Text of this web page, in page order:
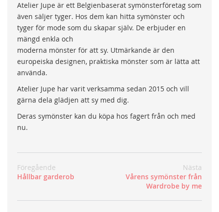
Atelier Jupe är ett Belgienbaserat symönsterföretag som
även säljer tyger. Hos dem kan hitta symönster och
tyger för mode som du skapar själv. De erbjuder en
mängd enkla och
moderna mönster för att sy. Utmärkande är den
europeiska designen, praktiska mönster som är lätta att
använda.
Atelier Jupe har varit verksamma sedan 2015 och vill
gärna dela glädjen att sy med dig.
Deras symönster kan du köpa hos fagert från och med
nu.
Föregående
Hållbar garderob
Nästa
Vårens symönster från
Wardrobe by me